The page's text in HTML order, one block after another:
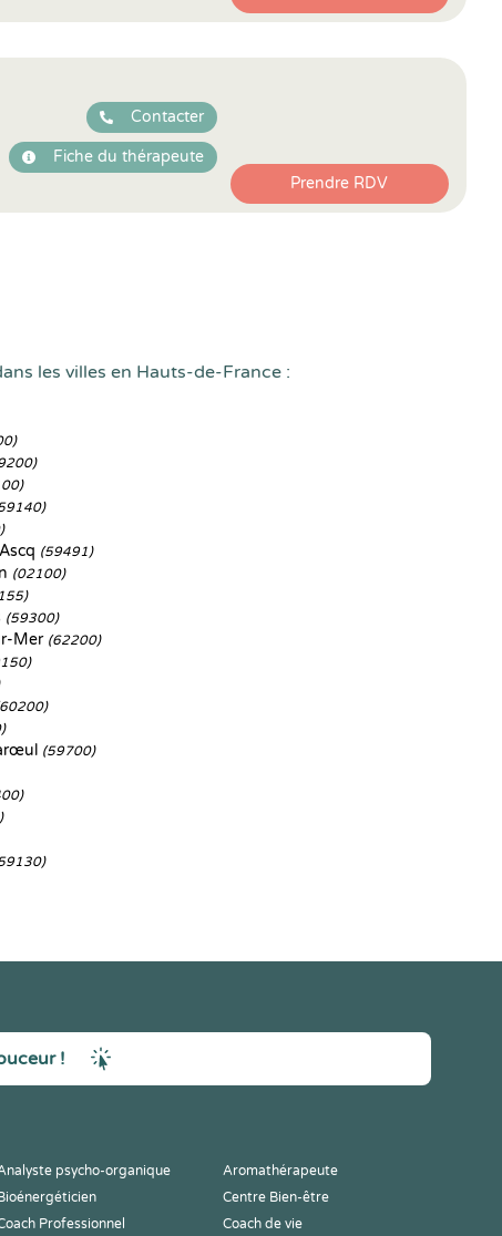
Contacter
Fiche du thérapeute
Prendre RDV
les villes en Hauts-de-France :
(59491)
(02100)
(59300)
Mer (62200)
(59700)
!
psycho-organique
Aromathérapeute
Bioénergéticien
Centre Bien-être
Professionnel
Coach de vie